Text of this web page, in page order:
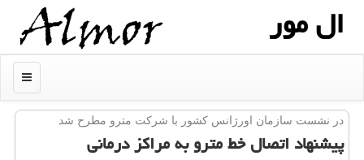
ال مور
منو
در نشست سازمان اورژانس كشور با شركت مترو مطرح شد
پیشنهاد اتصال خط مترو به مراكز درمانی